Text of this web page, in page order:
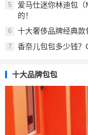
5
爱马仕迷你林迪包
的！
6 十大奢侈品牌经典款
7 香奈儿包包多少钱？
十大品牌包包